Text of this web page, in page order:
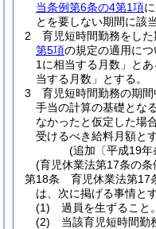
当条例第6条の4第1項
とを要しない期間に該
2
育児短時間勤務をし
第5項の規定の適用につ
1に相当する月数」と
当する月数」とする。
3
育児短時間勤務の期間
手当の計算の基礎とな
なかったと仮定した場
受けるべき給料月額とす
(追加〔平成19年
(育児休業法第17条の
第18条
育児休業法第17
は、次に掲げる事情とす
(1)
過員を生ずること。
(2)
当該育児短時間勤